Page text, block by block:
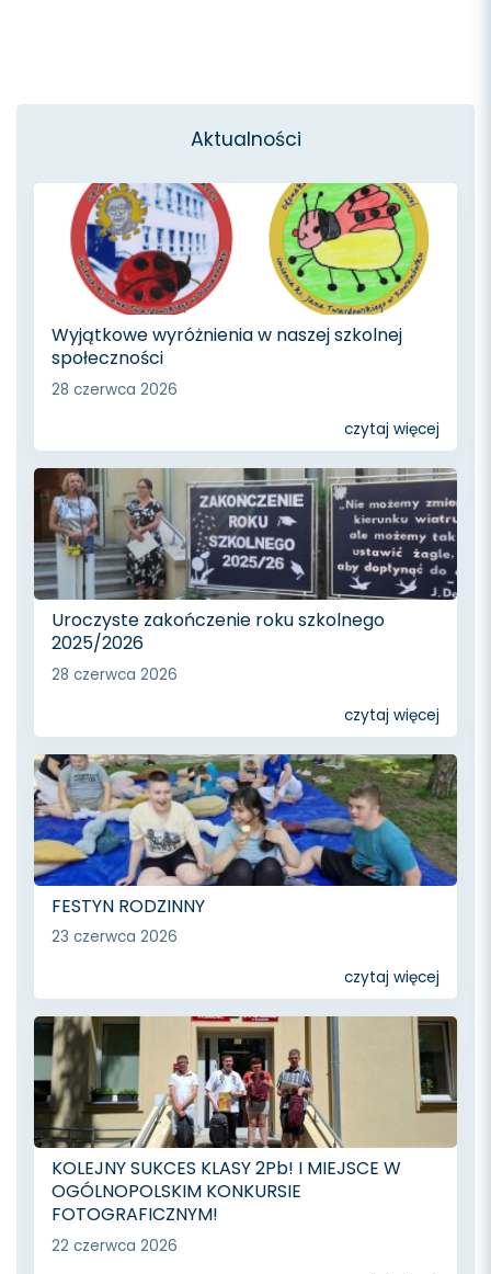
Aktualności
Wyjątkowe wyróżnienia w naszej szkolnej
społeczności
28 czerwca 2026
czytaj więcej
Uroczyste zakończenie roku szkolnego
2025/2026
28 czerwca 2026
czytaj więcej
FESTYN RODZINNY
23 czerwca 2026
czytaj więcej
KOLEJNY SUKCES KLASY 2Pb! I MIEJSCE W
OGÓLNOPOLSKIM KONKURSIE
FOTOGRAFICZNYM!
22 czerwca 2026